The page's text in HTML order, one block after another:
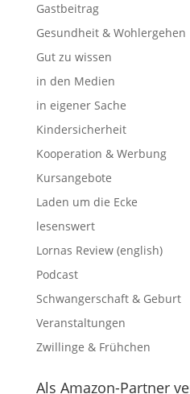
Gastbeitrag
Gesundheit & Wohlergehen
Gut zu wissen
in den Medien
in eigener Sache
Kindersicherheit
Kooperation & Werbung
Kursangebote
Laden um die Ecke
lesenswert
Lornas Review (english)
Podcast
Schwangerschaft & Geburt
Veranstaltungen
Zwillinge & Frühchen
Als Amazon-Partner